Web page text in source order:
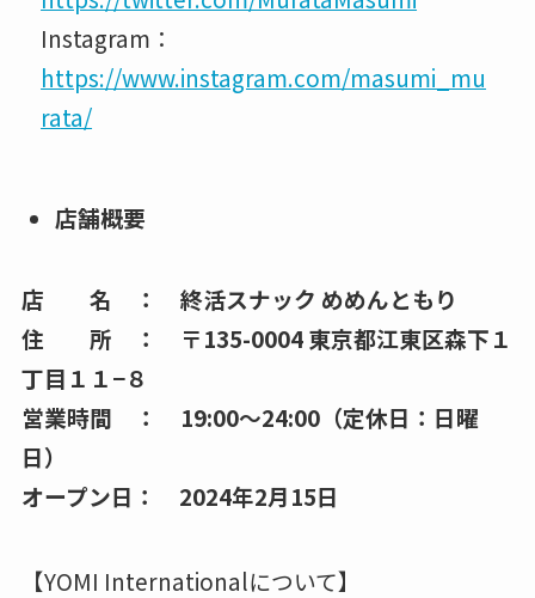
Instagram：
https://www.instagram.com/masumi_mu
rata/
店舗概要
店 名 ： 終活スナック めめんともり
住 所 ： 〒135-0004 東京都江東区森下１
丁目１１−８
営業時間 ： 19:00〜24:00（定休日：日曜
日）
オープン日： 2024年2月15日
【YOMI Internationalについて】